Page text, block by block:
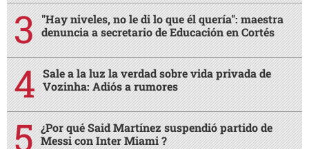
"Hay niveles, no le di lo que él quería": maestra
denuncia a secretario de Educación en Cortés
Sale a la luz la verdad sobre vida privada de
Vozinha: Adiós a rumores
¿Por qué Said Martínez suspendió partido de
Messi con Inter Miami ?